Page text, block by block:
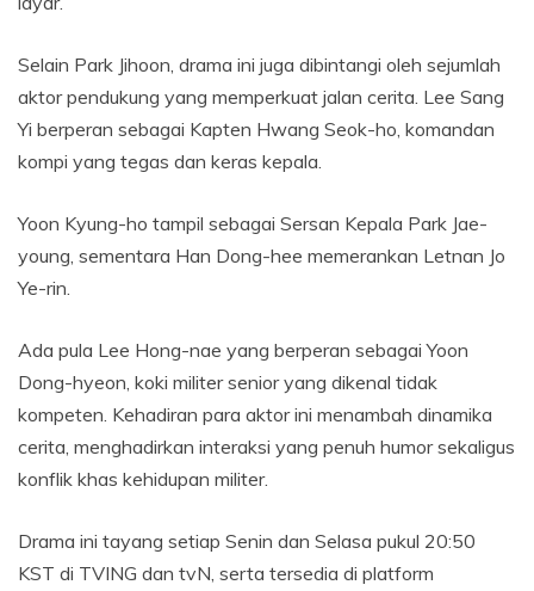
Selain Park Jihoon, drama ini juga dibintangi oleh sejumlah
aktor pendukung yang memperkuat jalan cerita. Lee Sang
Yi berperan sebagai Kapten Hwang Seok-ho, komandan
kompi yang tegas dan keras kepala.
Yoon Kyung-ho tampil sebagai Sersan Kepala Park Jae-
young, sementara Han Dong-hee memerankan Letnan Jo
Ye-rin.
Ada pula Lee Hong-nae yang berperan sebagai Yoon
Dong-hyeon, koki militer senior yang dikenal tidak
kompeten. Kehadiran para aktor ini menambah dinamika
cerita, menghadirkan interaksi yang penuh humor sekaligus
konflik khas kehidupan militer.
Drama ini tayang setiap Senin dan Selasa pukul 20:50
KST di TVING dan tvN, serta tersedia di platform